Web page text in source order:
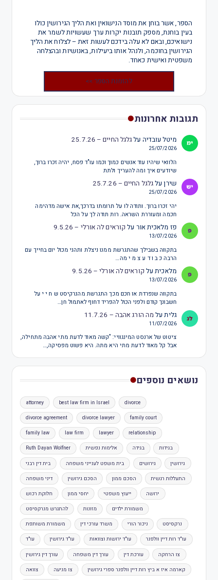
הספר, אשר בוחן את מוסד הנישואין ואת הליך הגירושין כולו
בעין בוחנת, מספק תובנות יקרות ערך שעשויות לשמר את
נישואיכם, ובאם לא עלה בידכם לעשות זאת – לצלוח את הליך
הגירושין בחוכמה, ולנהל אותו ביעילות, באנושיות ובהצלחה
משפטית ואישית כאחד.
להזמנת הספר >>
תגובות אחרונות
מיטל עובדיה עלגלגל החיים – 25.7.26
25/07/2026
הלוואי שיהיו עוד אנשים כמוך וכמו עו"ד פסח, יהיה זכרו ברוך,
שיודעים איך ומה להעריך ולתת
שירןעלגלגל החיים – 25.7.26
25/07/2026
יהי זכרו ברוך. ותודה לו על תרומתו בדרכך,את אישה מדהימה
חכמה ומעוררת השראה. רות תודה לך על הכל
פז מלאכית אור על קוראים לה אורלי – 9.5.26
13/07/2026
בתקווה בשבילך שהתגרשת ממנו ניצלת ותהני מכול יום בחייך עם
הרבה כ ב ו ד ע צ מ י מה…
מלאכיתעל קוראים לה אורלי – 9.5.26
13/07/2026
בתקווה שנפרדת או חכם מכך התגרשת מהנרקיסט ש ח י י על
חשבונך קודם ולפני הכול להפריד דחוף לאתמול חן…
גליתעל מה הורג אהבה – 11.7.26
11/07/2026
ציטוט של ארנסט המינגוויי: "קשה מאוד לדעת מתי אהבה מתחילה,
אבל קל מאוד לדעת מתי היא מתה. היא פשוט מפסיקה,…
נושאים נוספים
attorney best law firm in Israel divorce
divorce agreement divorce lawyer family court
family law law firm lawyer relationship
Ruth Dayan Wolfner אלימות נפשית בגידה בגידות
בית דין רבני בית משפט לענייני משפחה גירושים גירושין
דיני משפחה הסכם גירושין הסכם ממון התעללות רגשית
חלוקת רכוש יחסי ממון ייעוץ משפטי ירושה
להתגרש מנרקסיסט מזונות משמורת ילדים
משמורת משותפת משרד עורכי דין ניכור הורי נרקסיסט
עו"ד עו"ד גירושין עו"ד ירושות וצוואות עו"ד רות דיין וולפנר
עורך דין גירושין עורך דין משפחה עורכת דין צו הרחקה
צוואה צו מניעה קארמה איז א ביץ רות דיין וולפנר ספרי גירושין